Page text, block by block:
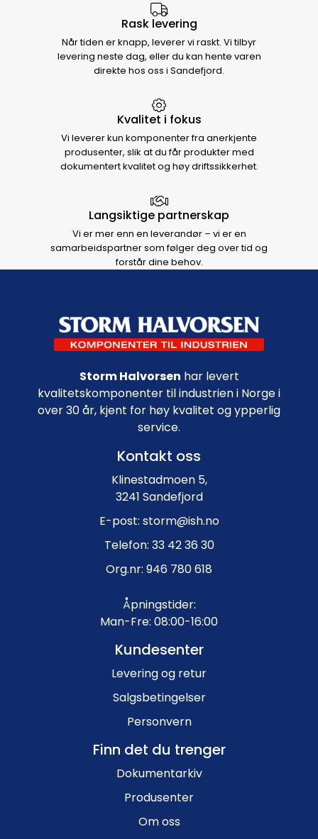
Rask levering
Når tiden er knapp, leverer vi raskt. Vi tilbyr
levering neste dag, eller du kan hente varen
direkte hos oss i Sandefjord.
Kvalitet i fokus
Vi leverer kun komponenter fra anerkjente
produsenter, slik at du får produkter med
dokumentert kvalitet og høy driftssikkerhet.
Langsiktige partnerskap
Vi er mer enn en leverandør – vi er en
samarbeidspartner som følger deg over tid og
forstår dine behov.
Footer navigation
Storm Halvorsen har levert
kvalitetskomponenter til industrien i Norge i
over 30 år, kjent for høy kvalitet og ypperlig
service.
Kontakt oss
Klinestadmoen 5,
3241 Sandefjord
E-post: storm@ish.no
Telefon: 33 42 36 30
Org.nr: 946 780 618
Åpningstider:
Man-Fre: 08:00-16:00
Kundesenter
Levering og retur
Salgsbetingelser
Personvern
Finn det du trenger
Dokumentarkiv
Produsenter
Om oss